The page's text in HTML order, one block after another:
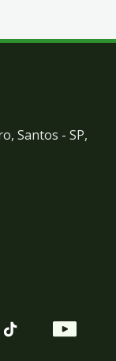
Santos - SP,